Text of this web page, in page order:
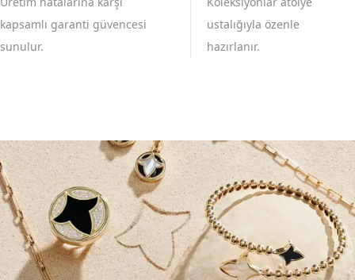
kapsamlı garanti güvencesi
sunulur.
ustalığıyla özenle
hazırlanır.